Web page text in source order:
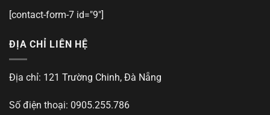
[contact-form-7 id="9"]
ĐỊA CHỈ LIÊN HỆ
Địa chỉ: 121 Trường Chinh, Đà Nẵng
Số điện thoại: 0905.255.786